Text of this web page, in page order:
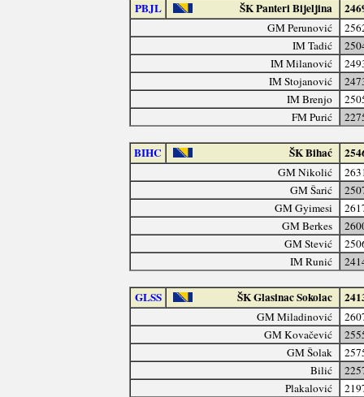
PBJL ŠK Panteri Bijeljina
GM Perunović
IM Tadić
IM Milanović
IM Stojanović
IM Brenjo
FM Purić
BIHC ŠK Bihać
GM Nikolić
GM Šarić
GM Gyimesi
GM Berkes
GM Stević
IM Runić
GLSS ŠK Glasinac Sokolac
GM Miladinović
GM Kovačević
GM Šolak
Bilić
Plakalović